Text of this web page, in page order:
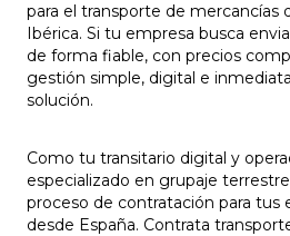
para el transporte de mercancías
Ibérica. Si tu empresa busca
de forma fiable, con precios
gestión simple, digital e
solución.
Como tu transitario digital y
especializado en grupaje
proceso de contratación para tus
desde España. Contrata